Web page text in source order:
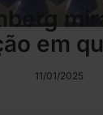
em
11/01/2025